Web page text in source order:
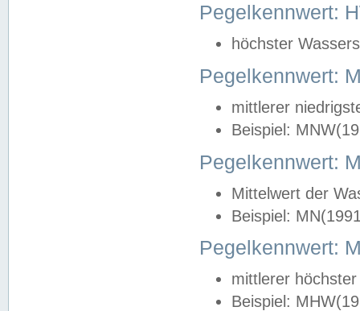
Pegelkennwert:
höchster
Pegelkennwert:
mittlerer
Beispiel:
Pegelkennwert:
Mittelwert der
Beispiel:
Pegelkennwert:
mittlerer
Beispiel: